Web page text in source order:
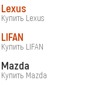
Lexus
Купить Lexus
LIFAN
Купить LIFAN
Mazda
Купить Mazda